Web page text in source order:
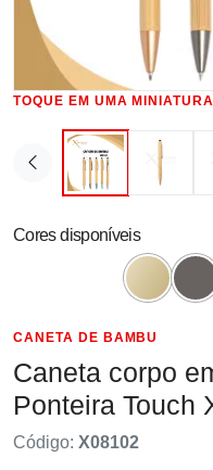
TOQUE EM UMA
Cores disponíveis
CANETA DE BAMBU
Caneta corpo
Ponteira Touch
Código: X08102